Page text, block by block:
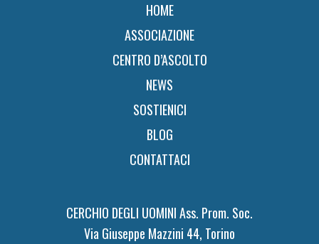
HOME
ASSOCIAZIONE
CENTRO D’ASCOLTO
NEWS
SOSTIENICI
BLOG
CONTATTACI
CERCHIO DEGLI UOMINI Ass. Prom. Soc.
Via Giuseppe Mazzini 44, Torino